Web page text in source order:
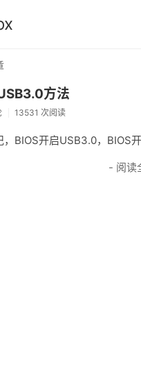
方法
13531 次阅读
BIOS开启USB3.0，BIOS
- 阅读